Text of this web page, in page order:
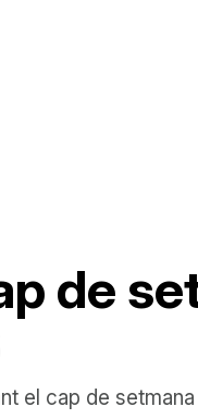
de
el cap de setmana